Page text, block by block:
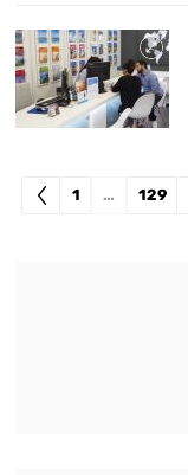
1 … 129